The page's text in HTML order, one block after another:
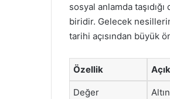
sosyal anlamda
biridir. Gelecek
tarihi açısından büyük
Özellik
Değer